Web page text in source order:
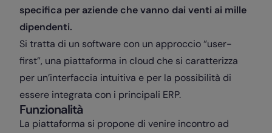
specifica per aziende che vanno dai venti ai mille
dipendenti.
Si tratta di un software con un approccio “user-
first”, una piattaforma in cloud che si caratterizza
per un’interfaccia intuitiva e per la possibilità di
essere integrata con i principali ERP.
Funzionalità
La piattaforma si propone di venire incontro ad